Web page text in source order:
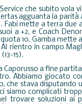
che subito vola
agguanta la
Fabi mette a terra
a +2, e Coach
10, Gamba mette
rientro in campo
15).
a fine
Abbiamo giocato
che stava
siamo complicati
trovare soluzioni ai